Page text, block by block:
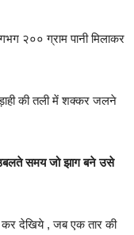
२०० ग्राम पानी मिलाकर
की तली में शक्कर जलने
समय जो झाग बने उसे
देखिये , जब एक तार की